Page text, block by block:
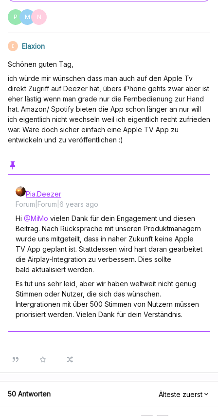
P M N
E Elaxion
Schönen guten Tag,
ich würde mir wünschen dass man auch auf den Apple Tv
direkt Zugriff auf Deezer hat, übers iPhone gehts zwar aber ist
eher lästig wenn man grade nur die Fernbedienung zur Hand
hat. Amazon/ Spotify bieten die App schon länger an nur will
ich eigentlich nicht wechseln weil ich eigentlich recht zufrieden
war. Wäre doch sicher einfach eine Apple TV App zu
entwickeln und zu veröffentlichen :)
Pia.Deezer
Forum|Forum|6 years ago
Hi @MiMo vielen Dank für dein Engagement und diesen
Beitrag. Nach Rücksprache mit unseren Produktmanagern
wurde uns mitgeteilt, dass in naher Zukunft keine Apple
TV App geplant ist. Stattdessen wird hart daran gearbeitet
die Airplay-Integration zu verbessern. Dies sollte
bald aktualisiert werden.
Es tut uns sehr leid, aber wir haben weltweit nicht genug
Stimmen oder Nutzer, die sich das wünschen.
Intergrationen mit über 500 Stimmen von Nutzern müssen
priorisiert werden. Vielen Dank für dein Verständnis.
50 Antworten Älteste zuerst